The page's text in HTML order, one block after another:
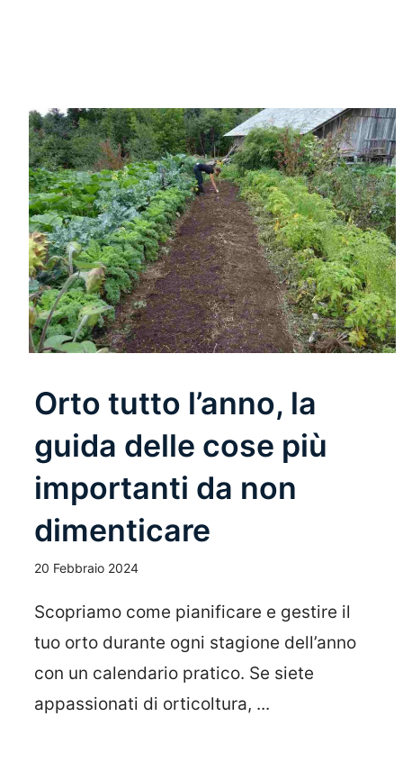
Orto tutto l’anno, la
guida delle cose più
importanti da non
dimenticare
20 Febbraio 2024
Scopriamo come pianificare e gestire il
tuo orto durante ogni stagione dell’anno
con un calendario pratico. Se siete
appassionati di orticoltura, ...